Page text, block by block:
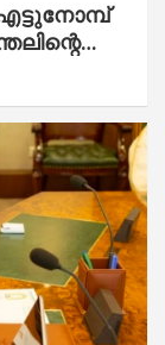
എട്ടുനോമ്പ്